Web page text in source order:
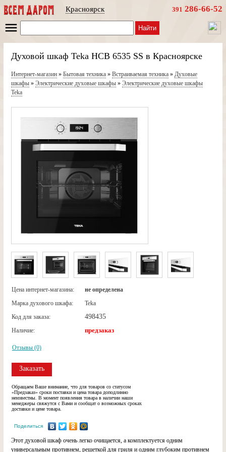
Красноярск 391 286-66-52
Найти
Духовой шкаф Teka HCB 6535 SS в Красноярске
Интернет-магазин» Бытовая техника» Встраиваемая техника» Духовые
шкафы» Электрические духовые шкафы» Электрические духовые шкафы
Teka
Цена интернет-магазина:
не определена
Марка духового шкафа:
Teka
Код для заказа:
498435
Наличие: предзаказ
Отзывы (0)
Заказать
Обращаем Ваше внимание, что для товаров со статусом
«Предзаказ» сроки поставки и цена товара доподлинно
неизвестны. В момент появления товара в наличии наши
менеджеры свяжутся с Вами и сообщат о возможных сроках
доставки и цене товара.
Поделиться
Этот духовой шкаф очень легко очищается, а комплектуется одним
универсальным противнем, решеткой для гриля и одним глубоким противнем